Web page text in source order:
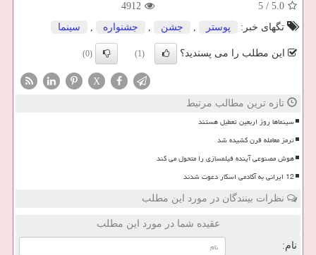
5.0
/
5
4912
تگهای خبر:
پوستر , جشن , جشنواره , سینما
این مطلب را می پسندید؟ (1)
(0)
X
تازه ترین مطالب مرتبط
سینماها روز اربعین تعطیل هستند
ترمز معامله قرن کشیده شد
هوش مصنوعی آینده فیلمسازی را متحول می کند
12 ایرانی به آکادمی اسکار دعوت شدند
نظرات بینندگان در مورد این مطلب
عقیده شما در مورد این مطلب
نام: